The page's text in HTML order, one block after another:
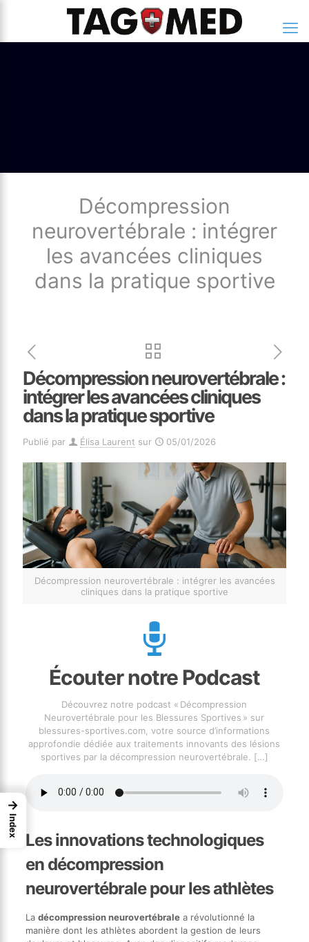
Décompression
neurovertébrale : intégrer
les avancées cliniques
dans la pratique sportive
Décompression neurovertébrale :
intégrer les avancées cliniques
dans la pratique sportive
Publié par Élisa Laurent sur 05/01/2026
Décompression neurovertébrale : intégrer les avancées
cliniques dans la pratique sportive
Écouter notre Podcast
Découvrez notre podcast « Décompression
Neurovertébrale pour les Blessures Sportives » sur
blessures-sportives.com, votre source d’informations
approfondie dédiée aux traitements innovants des lésions
sportives par la décompression neurovertébrale. […]
Les innovations technologiques
en décompression
neurovertébrale pour les athlètes
La décompression neurovertébralea révolutionné la
manière dont les athlètes abordent la gestion de leurs
→
Index